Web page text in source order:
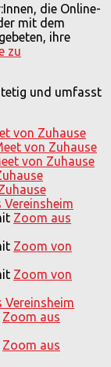
die Online-
mit dem
ihre
zu
und umfasst
von Zuhause
von Zuhause
von Zuhause
Zoom aus
Zoom von
Zoom von
Vereinsheim
Zoom aus
Zoom aus